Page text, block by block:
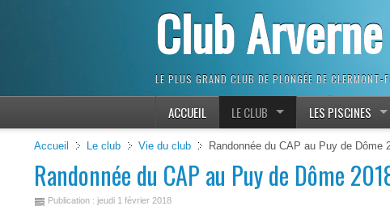
Club
LE PLUS GRAND CLUB DE PLONGÉE DE CLERMONT-
ACCUEIL LE CLUB LES PISCINES
Accueil Le club Vie du club Randonnée du CAP au Puy de Dôme
Randonnée du CAP au Puy de Dôme
Publication : jeudi 1 février 2018